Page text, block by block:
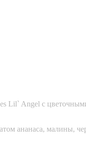
Lil` Angel с
ананаса, малины,